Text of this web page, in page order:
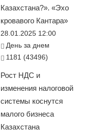
Казахстана?». «Эхо
кровавого Кантара»
28.01.2025 12:00
День за днем
1181 (43496)
Рост НДС и
изменения налоговой
системы коснутся
малого бизнеса
Казахстана